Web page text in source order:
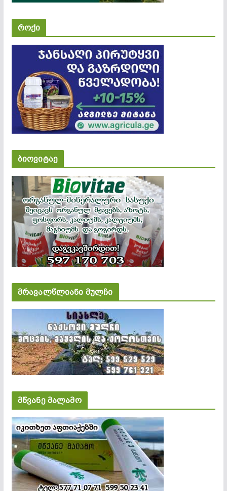
როქი
ბიოვიტაე
მრავალწლიანი მულჩი
მწვანე მალამო